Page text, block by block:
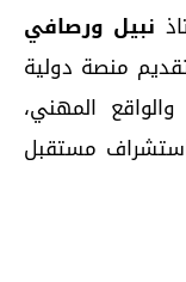
نبيل ورصافي
منصة دولية
المهني،
مستقبل